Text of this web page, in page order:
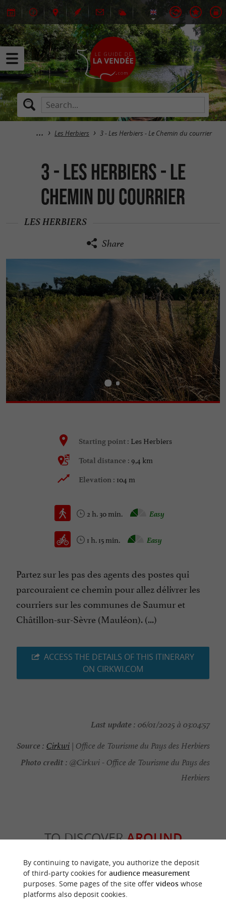
Les Herbiers 3 - Les Herbiers - Le Chemin du courrier
3 - Les Herbiers - Le
Chemin du courrier
LES HERBIERS
Share
Starting point : Les Herbiers
Total distance : 9,4 km
Elevation : 104 m
2 h. 30 min. Easy
1 h. 15 min. Easy
Partez sur les pas des agents des postes qui
parcouraient ce chemin pour allez délivrer les
courriers sur les communes de Saumur et
Châtillon-sur-Sèvre (Mauléon). (...)
ACCESS THE DETAILS OF THIS ITINERARY
ON CIRKWI.COM
Last update : 06/01/2025 à 03:04:57
Source : Cirkwi | Office de Tourisme du Pays des Herbiers
Photo credit : @Cirkwi - Office de Tourisme du Pays des
Herbiers
TO DISCOVERAROUND
Discover Information Accommodation
By continuing to navigate, you authorize the deposit
of third-party cookies for audience measurement
purposes. Some pages of the site offer videoswhose
platforms also deposit cookies.